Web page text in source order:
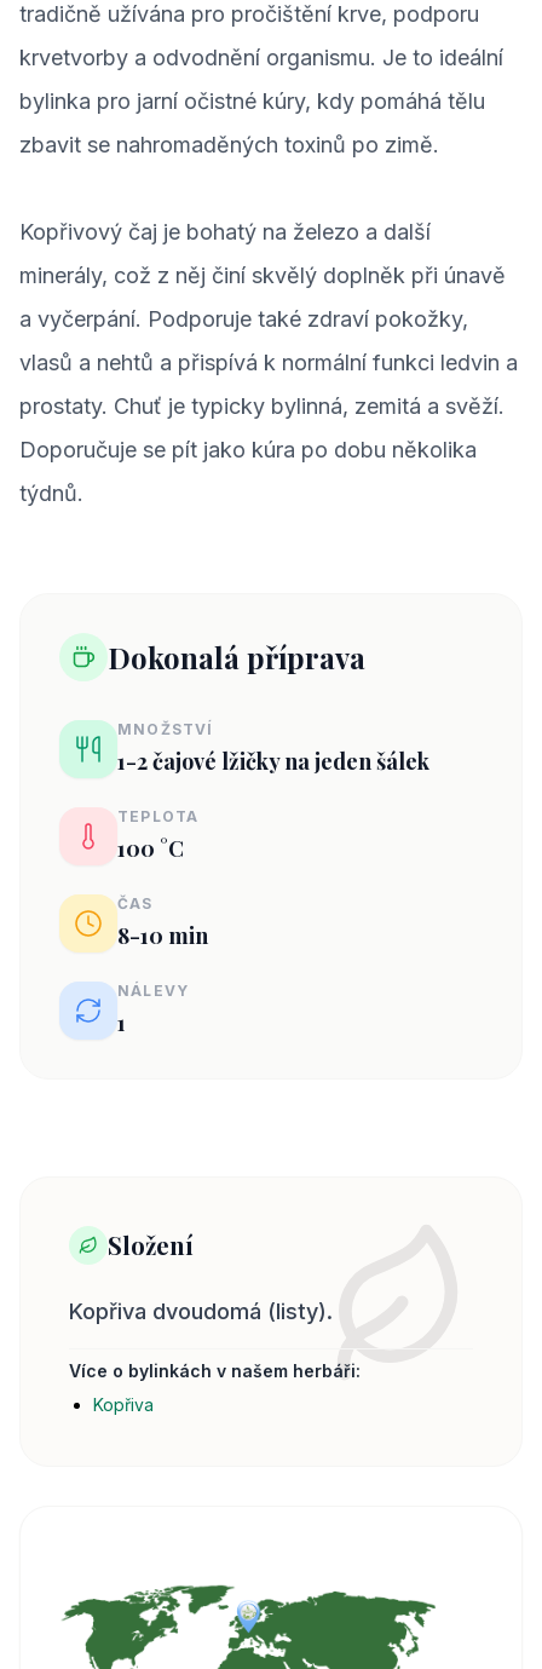
tradičně užívána pro pročištění krve, podporu
krvetvorby a odvodnění organismu. Je to ideální
bylinka pro jarní očistné kúry, kdy pomáhá tělu
zbavit se nahromaděných toxinů po zimě.
Kopřivový čaj je bohatý na železo a další
minerály, což z něj činí skvělý doplněk při únavě
a vyčerpání. Podporuje také zdraví pokožky,
vlasů a nehtů a přispívá k normální funkci ledvin a
prostaty. Chuť je typicky bylinná, zemitá a svěží.
Doporučuje se pít jako kúra po dobu několika
týdnů.
Dokonalá příprava
MNOŽSTVÍ
1-2 čajové lžičky na jeden šálek
TEPLOTA
100 °C
ČAS
8-10 min
NÁLEVY
1
Složení
Kopřiva dvoudomá (listy).
Více o bylinkách v našem herbáři:
Kopřiva